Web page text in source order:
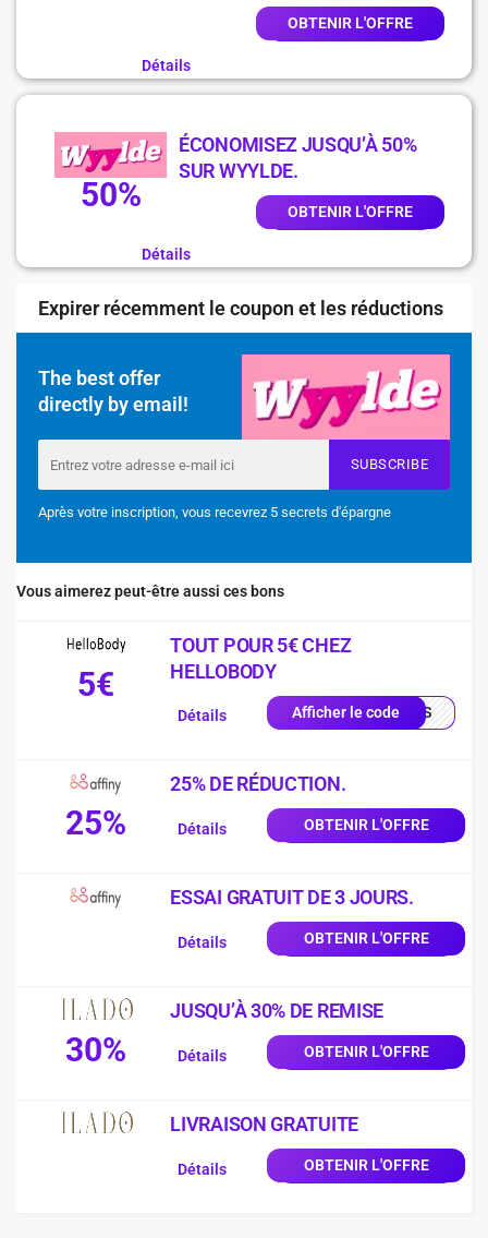
OBTENIR L'OFFRE
Détails
50%
ÉCONOMISEZ JUSQU’À 50%
SUR WYYLDE.
OBTENIR L'OFFRE
Détails
Expirer récemment le coupon et les réductions
The best offer
directly by email!
SUBSCRIBE
Après votre inscription, vous recevrez 5 secrets d'épargne
Vous aimerez peut-être aussi ces bons
5€
TOUT POUR 5€ CHEZ
HELLOBODY
Afficher le codeQUIS
Détails
25%
25% DE RÉDUCTION.
OBTENIR L'OFFRE
Détails
ESSAI GRATUIT DE 3 JOURS.
OBTENIR L'OFFRE
Détails
30%
JUSQU’À 30% DE REMISE
OBTENIR L'OFFRE
Détails
LIVRAISON GRATUITE
OBTENIR L'OFFRE
Détails